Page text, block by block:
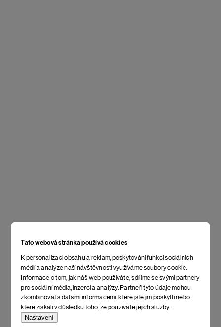
Tato webová stránka používá cookies
K personalizaci obsahu a reklam, poskytování funkcí sociálních
médií a analýze naší návštěvnosti využíváme soubory cookie.
Informace o tom, jak náš web používáte, sdílíme se svými partnery
pro sociální média, inzerci a analýzy. Partneři tyto údaje mohou
zkombinovat s dalšími informacemi, které jste jim poskytli nebo
které získali v důsledku toho, že používáte jejich služby.
Nastavení